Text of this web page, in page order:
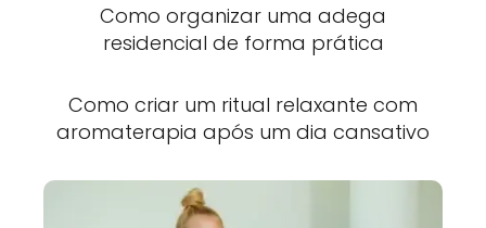
Como organizar uma adega
residencial de forma prática
Como criar um ritual relaxante com
aromaterapia após um dia cansativo